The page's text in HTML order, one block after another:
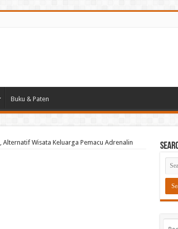
Buku & Paten
Wisata Keluarga Pemacu Adrenalin